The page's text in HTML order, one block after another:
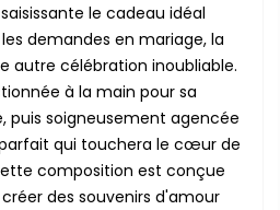
le cadeau idéal
demandes en mariage, la
autre célébration inoubliable.
à la main pour sa
puis soigneusement agencée
qui touchera le cœur de
composition est conçue
des souvenirs d'amour